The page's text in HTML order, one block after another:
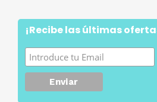
¡Recibe las últimas